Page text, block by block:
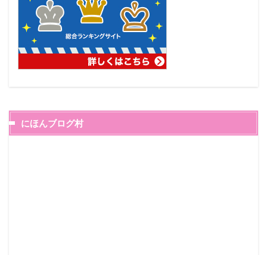
にほんブログ村